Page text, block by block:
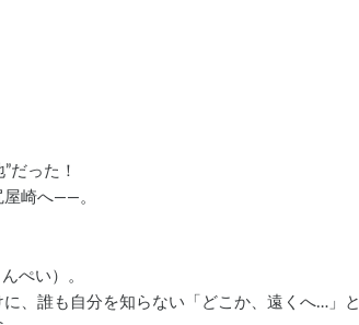
だった！
崎へ――。
ぺい）。
、誰も自分を知らない「どこか、遠くへ…」と